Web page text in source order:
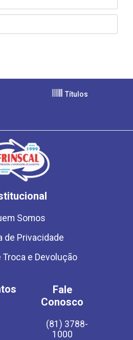
Títulos
Somos
de Privacidade
Troca e Devolução
Fale
Conosco
(81) 3788-
1000